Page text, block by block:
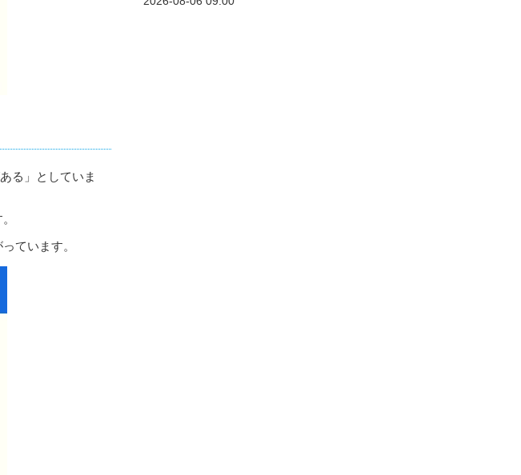
る」としていま
ています。